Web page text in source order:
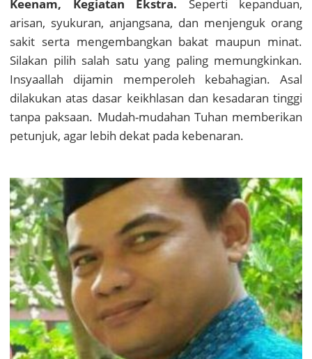
Keenam, Kegiatan Ekstra. Seperti kepanduan,
arisan, syukuran, anjangsana, dan menjenguk orang
sakit serta mengembangkan bakat maupun minat.
Silakan pilih salah satu yang paling memungkinkan.
Insyaallah dijamin memperoleh kebahagian. Asal
dilakukan atas dasar keikhlasan dan kesadaran tinggi
tanpa paksaan. Mudah-mudahan Tuhan memberikan
petunjuk, agar lebih dekat pada kebenaran.